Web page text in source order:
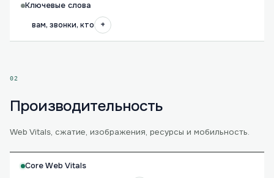
Ключевые слова
вам, звонки, кто
+
02
Производительность
Web Vitals, сжатие, изображения, ресурсы и мобильность.
Core Web Vitals